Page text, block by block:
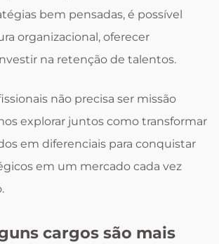
bem pensadas, é possível
organizacional, oferecer
na retenção de talentos.
não precisa ser missão
explorar juntos como transformar
em diferenciais para conquistar
em um mercado cada vez
cargos são mais